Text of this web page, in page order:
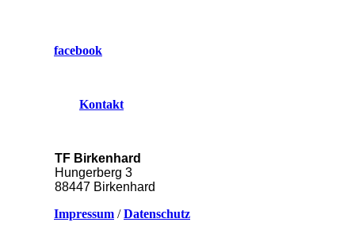
facebook
Kontakt
TF Birkenhard
Hungerberg 3
88447 Birkenhard
Impressum /Datenschutz